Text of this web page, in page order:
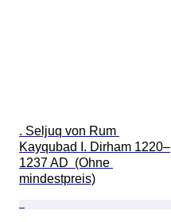
. Seljuq von Rum
Kayqubad I. Dirham 1220–
1237 AD  (Ohne
mindestpreis)